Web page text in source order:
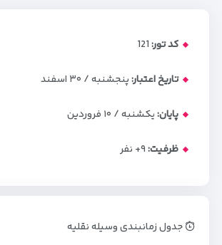
کد تور:121
تاریخ اعتبار:پنجشنبه / ۳۰ اسفند
پایان:یکشنبه / ۱۰ فروردین
ظرفیت:+۹ نفر
جدول زمانبندی وسیله نقلیه